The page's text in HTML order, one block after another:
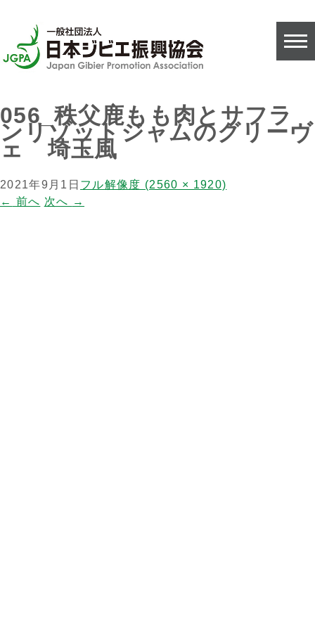
056_秩父鹿もも肉とサフラ
ンリゾットジャムのグリーヴ
ェ 埼玉風
2021年9月1日 フル解像度 (2560 × 1920)
← 前へ 次へ →